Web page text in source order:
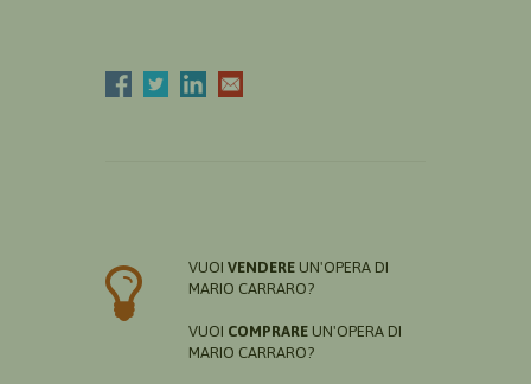
VUOI VENDERE UN'OPERA DI
MARIO CARRARO?
VUOI COMPRARE UN'OPERA DI
MARIO CARRARO?